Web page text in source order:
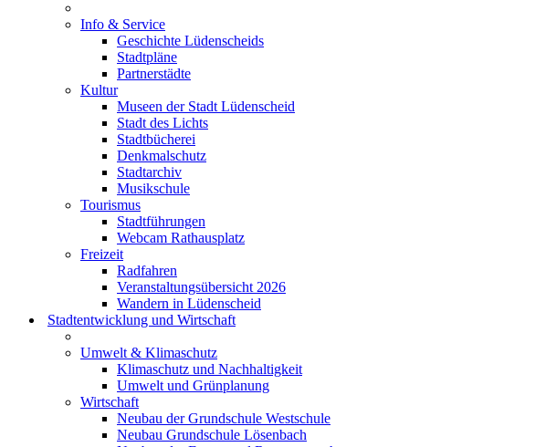
Info & Service
Geschichte Lüdenscheids
Stadtpläne
Partnerstädte
Kultur
Museen der Stadt Lüdenscheid
Stadt des Lichts
Stadtbücherei
Denkmalschutz
Stadtarchiv
Musikschule
Tourismus
Stadtführungen
Webcam Rathausplatz
Freizeit
Radfahren
Veranstaltungsübersicht 2026
Wandern in Lüdenscheid
Stadtentwicklung und Wirtschaft
Umwelt & Klimaschutz
Klimaschutz und Nachhaltigkeit
Umwelt und Grünplanung
Wirtschaft
Neubau der Grundschule Westschule
Neubau Grundschule Lösenbach